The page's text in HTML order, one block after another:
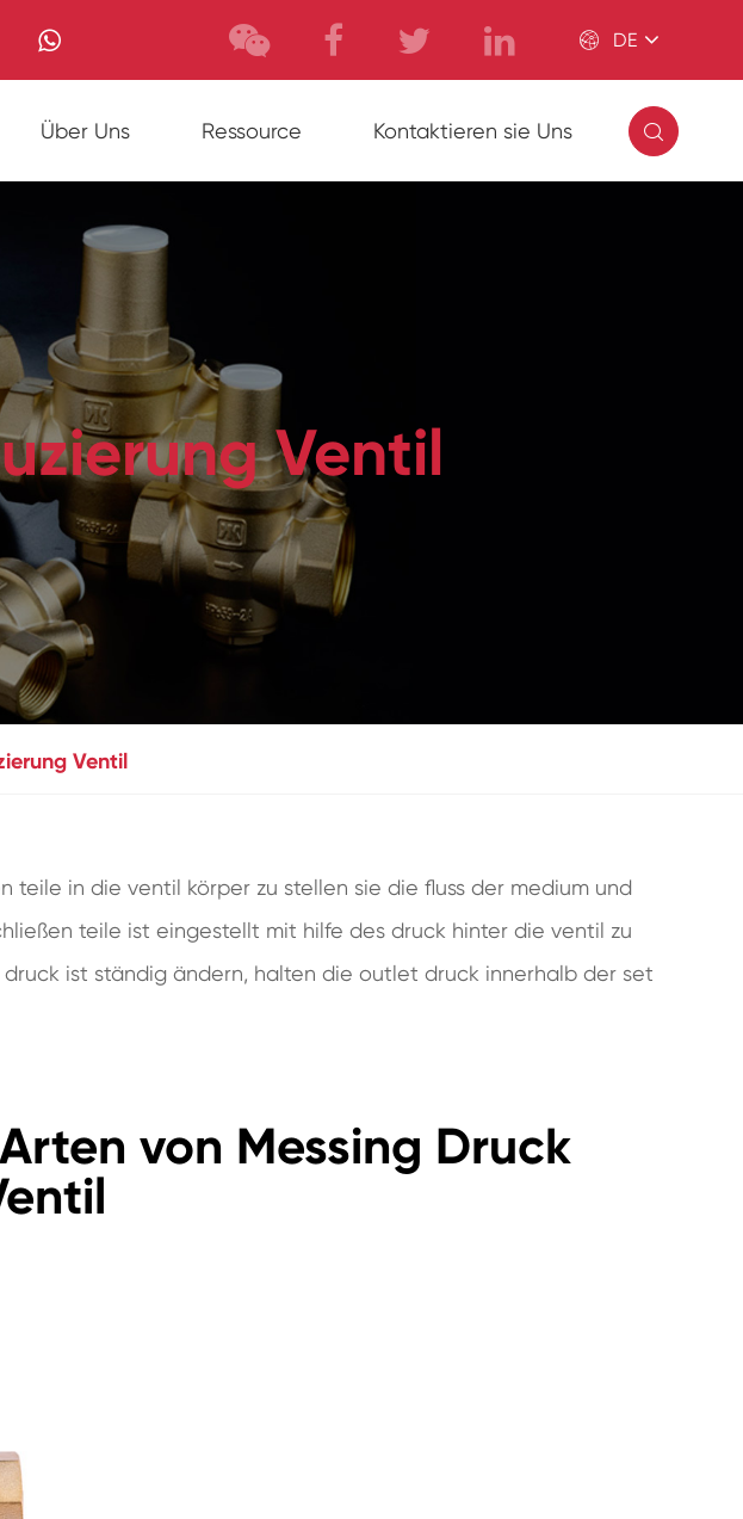
 DE
Über Uns Ressource Kontaktieren sie Uns 
Ventil
Ventil
in die ventil körper zu stellen sie die fluss der medium und
teile ist eingestellt mit hilfe des druck hinter die ventil zu
ist ständig ändern, halten die outlet druck innerhalb der set
von Messing Druck